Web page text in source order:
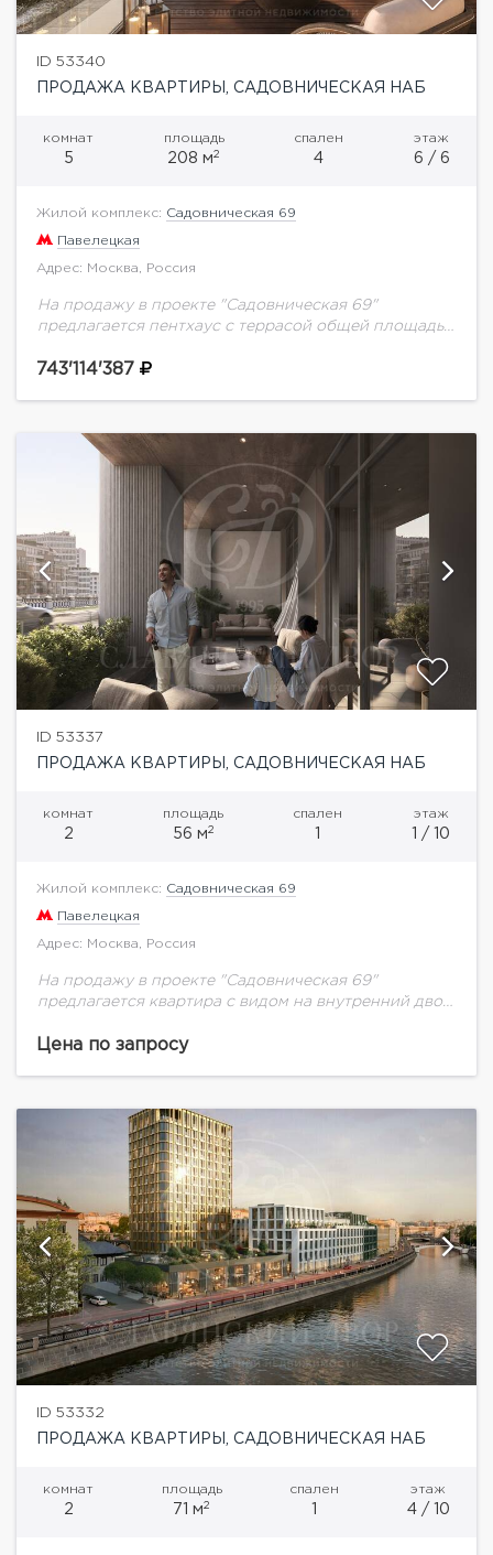
ID 53340
ПРОДАЖА КВАРТИРЫ, САДОВНИЧЕСКАЯ НАБ
комнат
5
площадь
208 м2
спален
4
этаж
6 / 6
Жилой комплекс: Садовническая 69
Павелецкая
Адрес: Москва, Россия
На продажу в проекте "Садовническая 69"
предлагается пентхаус с террасой общей площадью
69» на острове Балчуг.Уникальный адрес в сердце
743'114'387
ID 53337
ПРОДАЖА КВАРТИРЫ, САДОВНИЧЕСКАЯ НАБ
комнат
2
площадь
56 м2
спален
1
этаж
1 / 10
Жилой комплекс: Садовническая 69
Павелецкая
Адрес: Москва, Россия
На продажу в проекте "Садовническая 69"
предлагается квартира с видом на внутренний двор
квартал «Садовническая 69» на острове
Цена по запросу
ID 53332
ПРОДАЖА КВАРТИРЫ, САДОВНИЧЕСКАЯ НАБ
комнат
2
площадь
71 м2
спален
1
этаж
4 / 10